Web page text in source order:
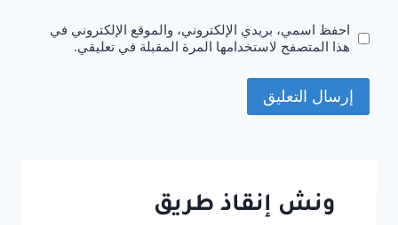
احفظ اسمي، بريدي الإلكتروني، والموقع الإلكتروني في
هذا المتصفح لاستخدامها المرة المقبلة في تعليقي.
ونش إنقاذ طريق